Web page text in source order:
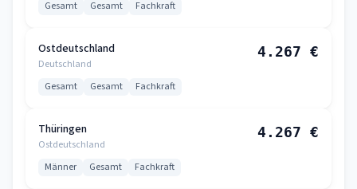
Gesamt Gesamt Fachkraft
Ostdeutschland
Deutschland
4.267 €
Gesamt Gesamt Fachkraft
Thüringen
Ostdeutschland
4.267 €
Männer Gesamt Fachkraft